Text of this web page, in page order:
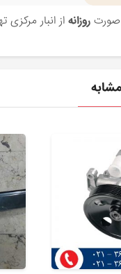
صورتروزانه از انبار